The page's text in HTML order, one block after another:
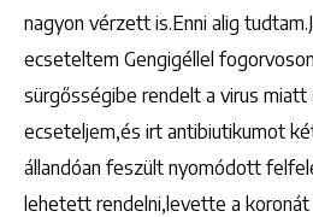
nagyon vérzett is.Enni alig
ecseteltem Gengigéllel
sürgősségibe rendelt a virus miatt
ecseteljem,és irt antibiutikumot
állandóan feszült nyomódott
lehetett rendelni,levette a